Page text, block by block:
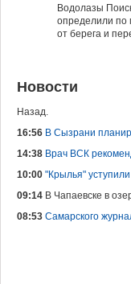
Водолазы
определили по
от берега и
Новости
Назад.
16:56 В Сызрани
14:38 Врач ВСК
10:00 "Крылья"
09:14 В Чапаевске в
08:53 Самарского